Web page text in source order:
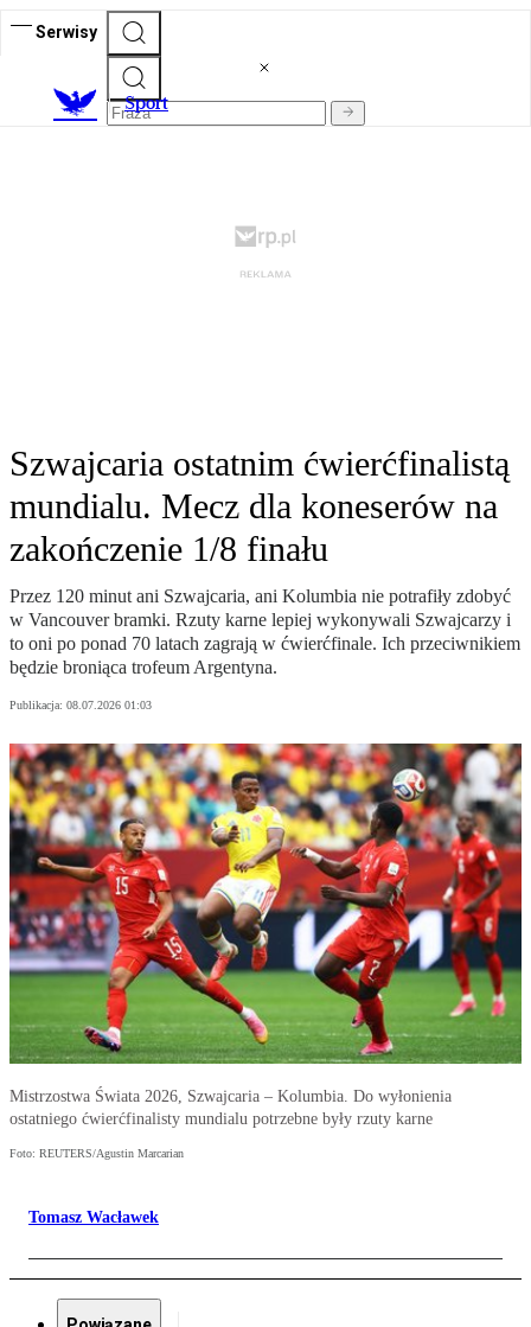
Serwisy
Sport
Szwajcaria ostatnim ćwierćfinalistą
mundialu. Mecz dla koneserów na
zakończenie 1/8 finału
Przez 120 minut ani Szwajcaria, ani Kolumbia nie potrafiły zdobyć
w Vancouver bramki. Rzuty karne lepiej wykonywali Szwajcarzy i
to oni po ponad 70 latach zagrają w ćwierćfinale. Ich przeciwnikiem
będzie broniąca trofeum Argentyna.
Publikacja: 08.07.2026 01:03
Mistrzostwa Świata 2026, Szwajcaria – Kolumbia. Do wyłonienia
ostatniego ćwierćfinalisty mundialu potrzebne były rzuty karne
Foto: REUTERS/Agustin Marcarian
Tomasz Wacławek